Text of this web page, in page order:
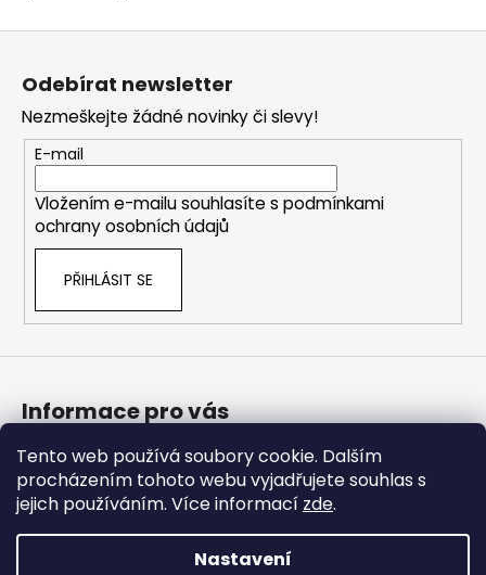
Tento web používá soubory cookie. Dalším
procházením tohoto webu vyjadřujete souhlas s
jejich používáním. Více informací zde.
Nastavení
Z
Odebírat newsletter
Nezmeškejte žádné novinky či slevy!
E-mail
Vložením e-mailu souhlasíte s podmínkami
ochrany osobních údajů
PŘIHLÁSIT SE
Informace pro vás
Bonusový program
Obchodní podmínky
Podmínky ochrany osobních údajů